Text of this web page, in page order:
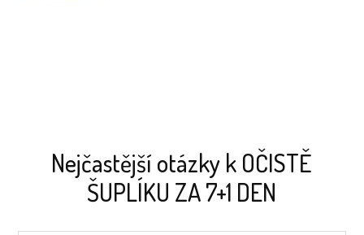
Nejčastější otázky k OČISTĚ
ŠUPLÍKU ZA 7+1 DEN